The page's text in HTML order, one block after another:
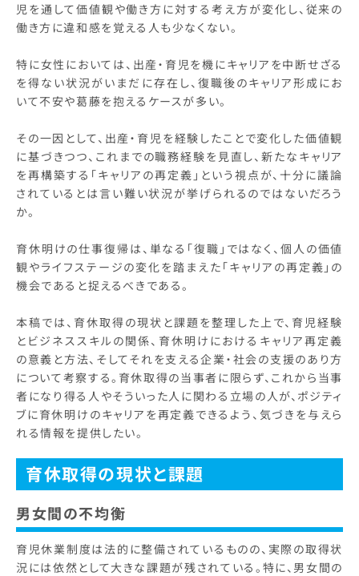
児を通して価値観や働き方に対する考え方が変化し、従来の
働き方に違和感を覚える人も少なくない。
特に女性においては、出産・育児を機にキャリアを中断せざる
を得ない状況がいまだに存在し、復職後のキャリア形成にお
いて不安や葛藤を抱えるケースが多い。
その一因として、出産・育児を経験したことで変化した価値観
に基づきつつ、これまでの職務経験を見直し、新たなキャリア
を再構築する「キャリアの再定義」という視点が、十分に議論
されているとは言い難い状況が挙げられるのではないだろう
か。
育休明けの仕事復帰は、単なる「復職」ではなく、個人の価値
観やライフステージの変化を踏まえた「キャリアの再定義」の
機会であると捉えるべきである。
本稿では、育休取得の現状と課題を整理した上で、育児経験
とビジネススキルの関係、育休明けにおけるキャリア再定義
の意義と方法、そしてそれを支える企業・社会の支援のあり方
について考察する。育休取得の当事者に限らず、これから当事
者になり得る人やそういった人に関わる立場の人が、ポジティ
ブに育休明けのキャリアを再定義できるよう、気づきを与えら
れる情報を提供したい。
育休取得の現状と課題
男女間の不均衡
育児休業制度は法的に整備されているものの、実際の取得状
況には依然として大きな課題が残されている。特に、男女間の